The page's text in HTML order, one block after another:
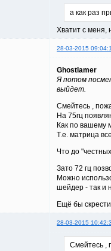
а как раз
Хватит с меня,
28-03-2015
Ghostlamer
Я потом
выйдет.
Смейтесь ,
На 75гц
Как по вашему
Т.е. матрица
Что до
Зато 72 гц
Можно
шейдер - так и
Ещё бы
28-03-2015
Смейтесь ,